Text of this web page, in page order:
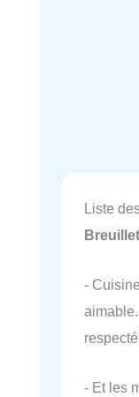
Liste
Breuillet
-
- Et les